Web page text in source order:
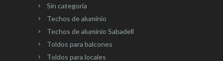
Sin categoría
Techos de aluminio
Techos de aluminio Sabadell
Toldos para balcones
Toldos para locales